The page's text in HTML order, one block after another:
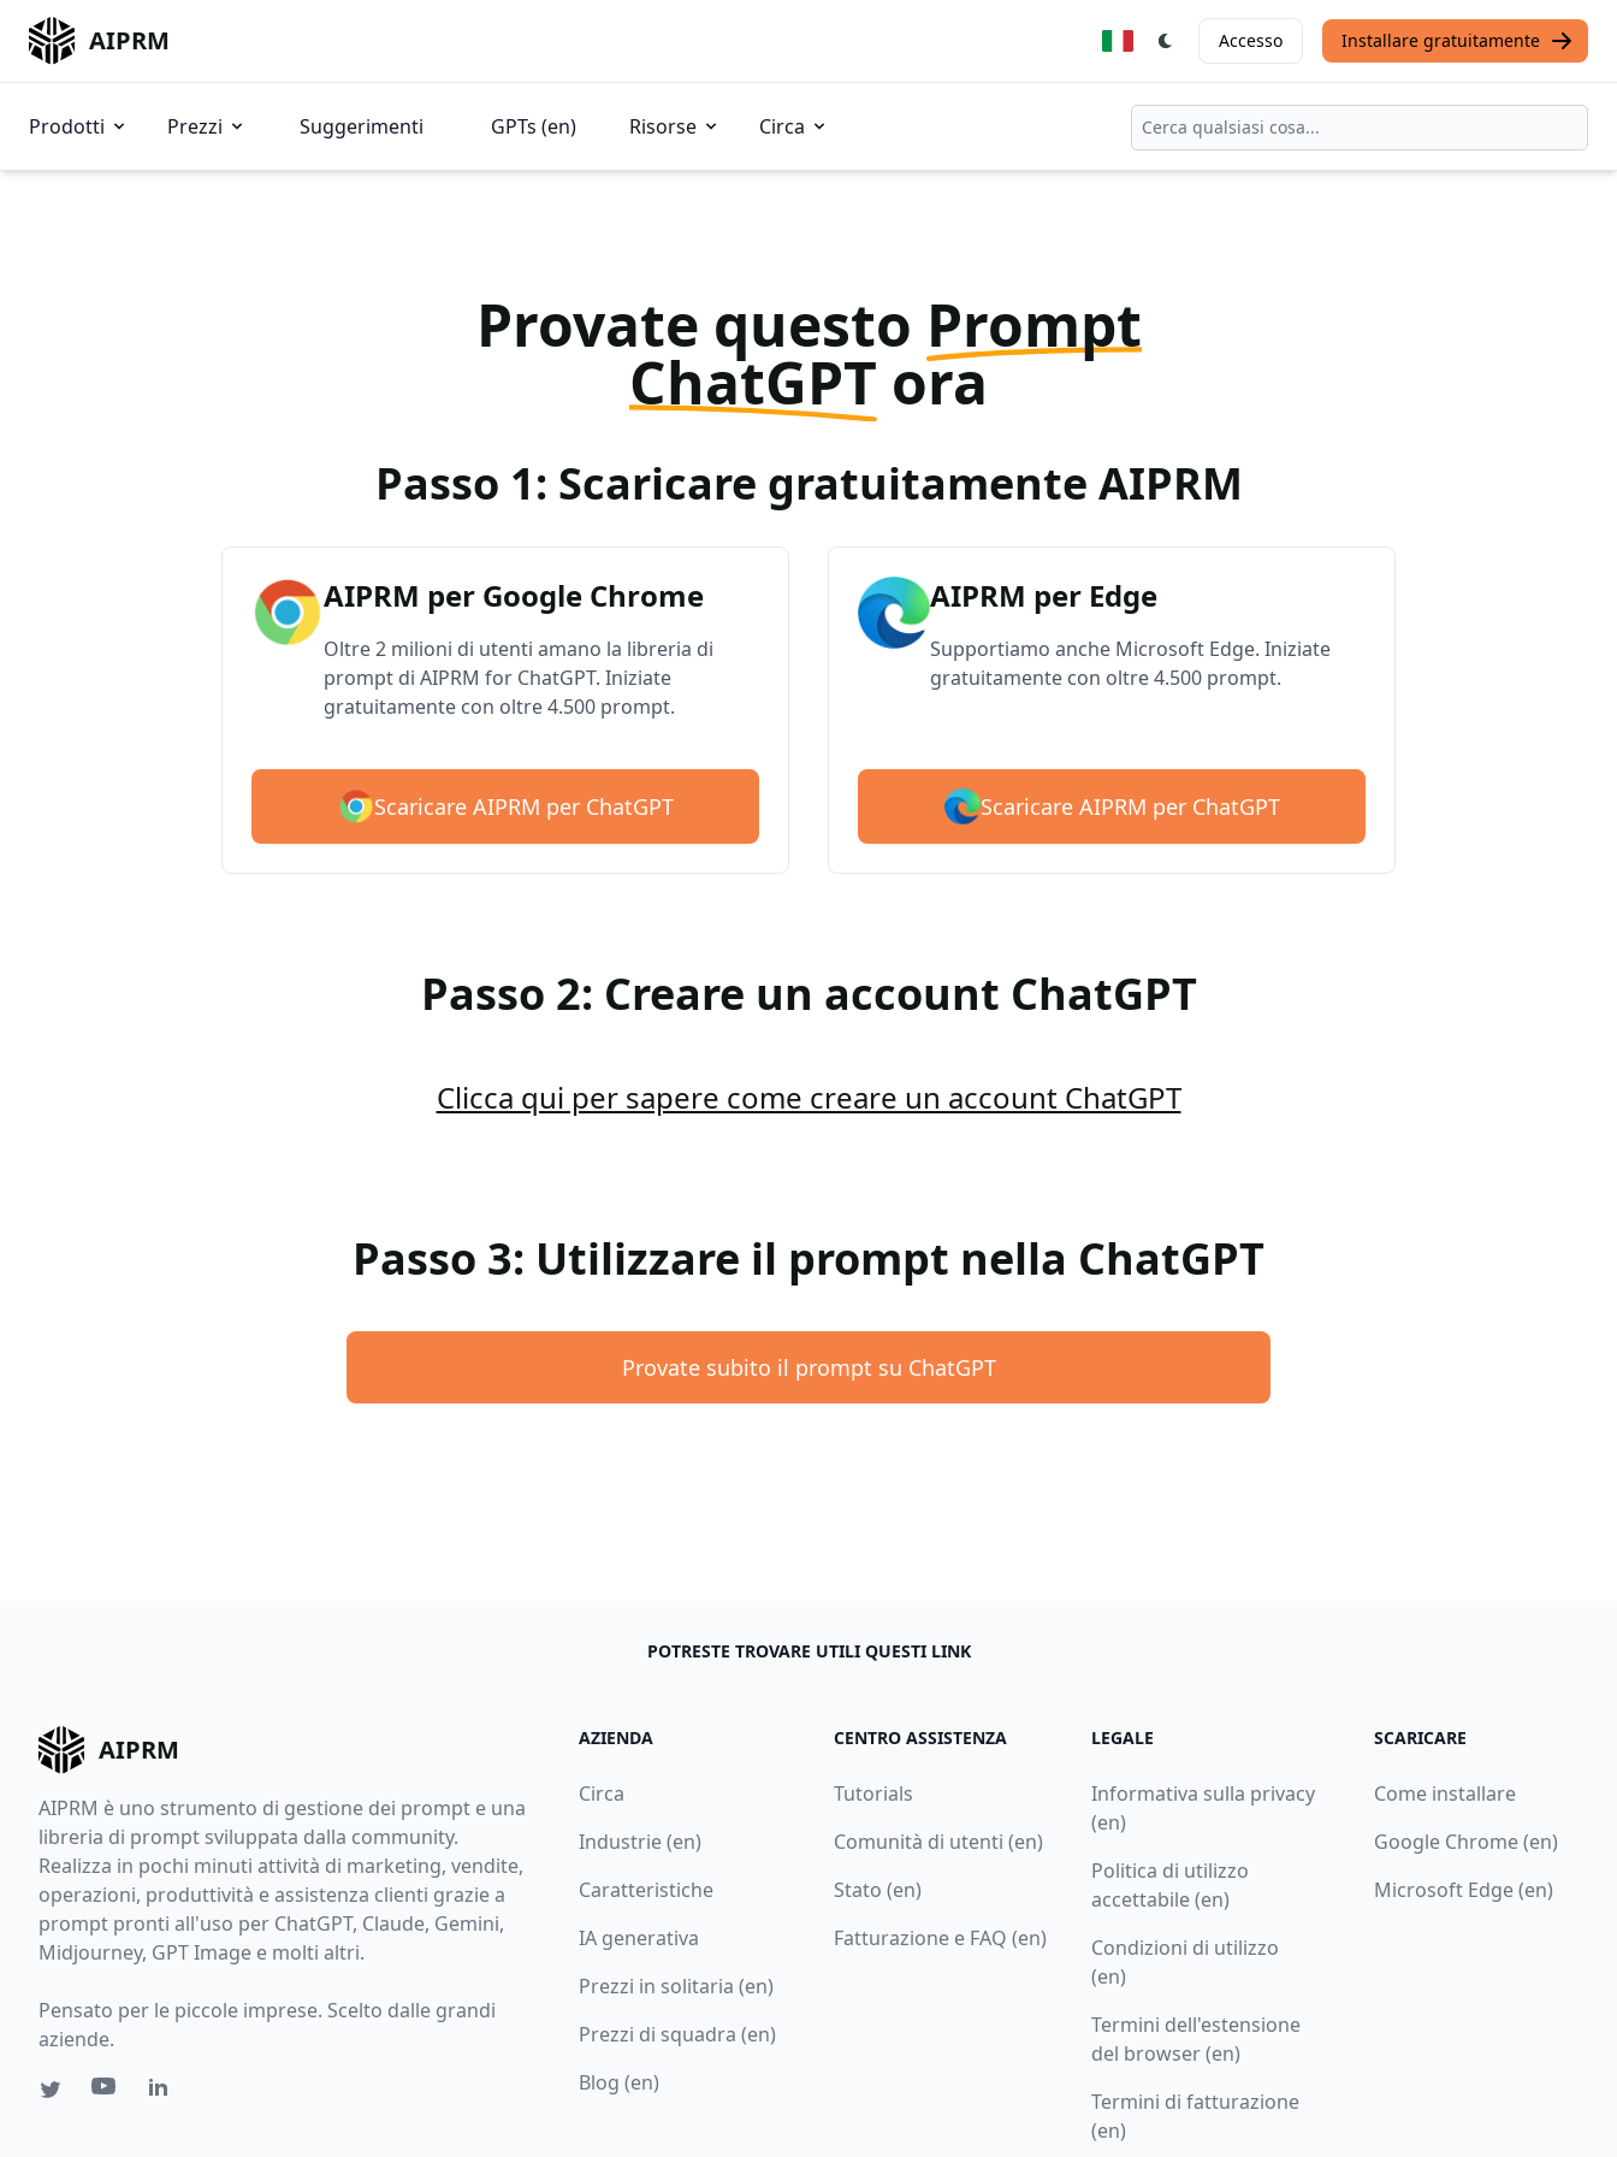
AIPRM Accesso Installare gratuitamente
Prodotti Prezzi Suggerimenti GPTs (en) Risorse Circa
Provate questo Prompt
ChatGPT ora
Passo 1: Scaricare gratuitamente AIPRM
AIPRM per Google Chrome
Oltre 2 milioni di utenti amano la libreria di
prompt di AIPRM for ChatGPT. Iniziate
gratuitamente con oltre 4.500 prompt.
Scaricare AIPRM per ChatGPT
AIPRM per Edge
Supportiamo anche Microsoft Edge. Iniziate
gratuitamente con oltre 4.500 prompt.
Scaricare AIPRM per ChatGPT
Passo 2: Creare un account ChatGPT
Clicca qui per sapere come creare un account ChatGPT
Passo 3: Utilizzare il prompt nella ChatGPT
Provate subito il prompt su ChatGPT
POTRESTE TROVARE UTILI QUESTI LINK
AIPRM
AIPRM è uno strumento di gestione dei prompt e una
libreria di prompt sviluppata dalla community.
Realizza in pochi minuti attività di marketing, vendite,
operazioni, produttività e assistenza clienti grazie a
prompt pronti all'uso per ChatGPT, Claude, Gemini,
Midjourney, GPT Image e molti altri.
Pensato per le piccole imprese. Scelto dalle grandi
aziende.
AZIENDA
Circa
Industrie (en)
Caratteristiche
IA generativa
Prezzi in solitaria (en)
Prezzi di squadra (en)
Blog (en)
CENTRO ASSISTENZA
Tutorials
Comunità di utenti (en)
Stato (en)
Fatturazione e FAQ (en)
LEGALE
Informativa sulla privacy
(en)
Politica di utilizzo
accettabile (en)
Condizioni di utilizzo
(en)
Termini dell'estensione
del browser (en)
Termini di fatturazione
(en)
SCARICARE
Come installare
Google Chrome (en)
Microsoft Edge (en)